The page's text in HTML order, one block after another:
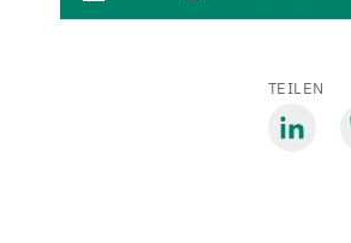
TEILEN